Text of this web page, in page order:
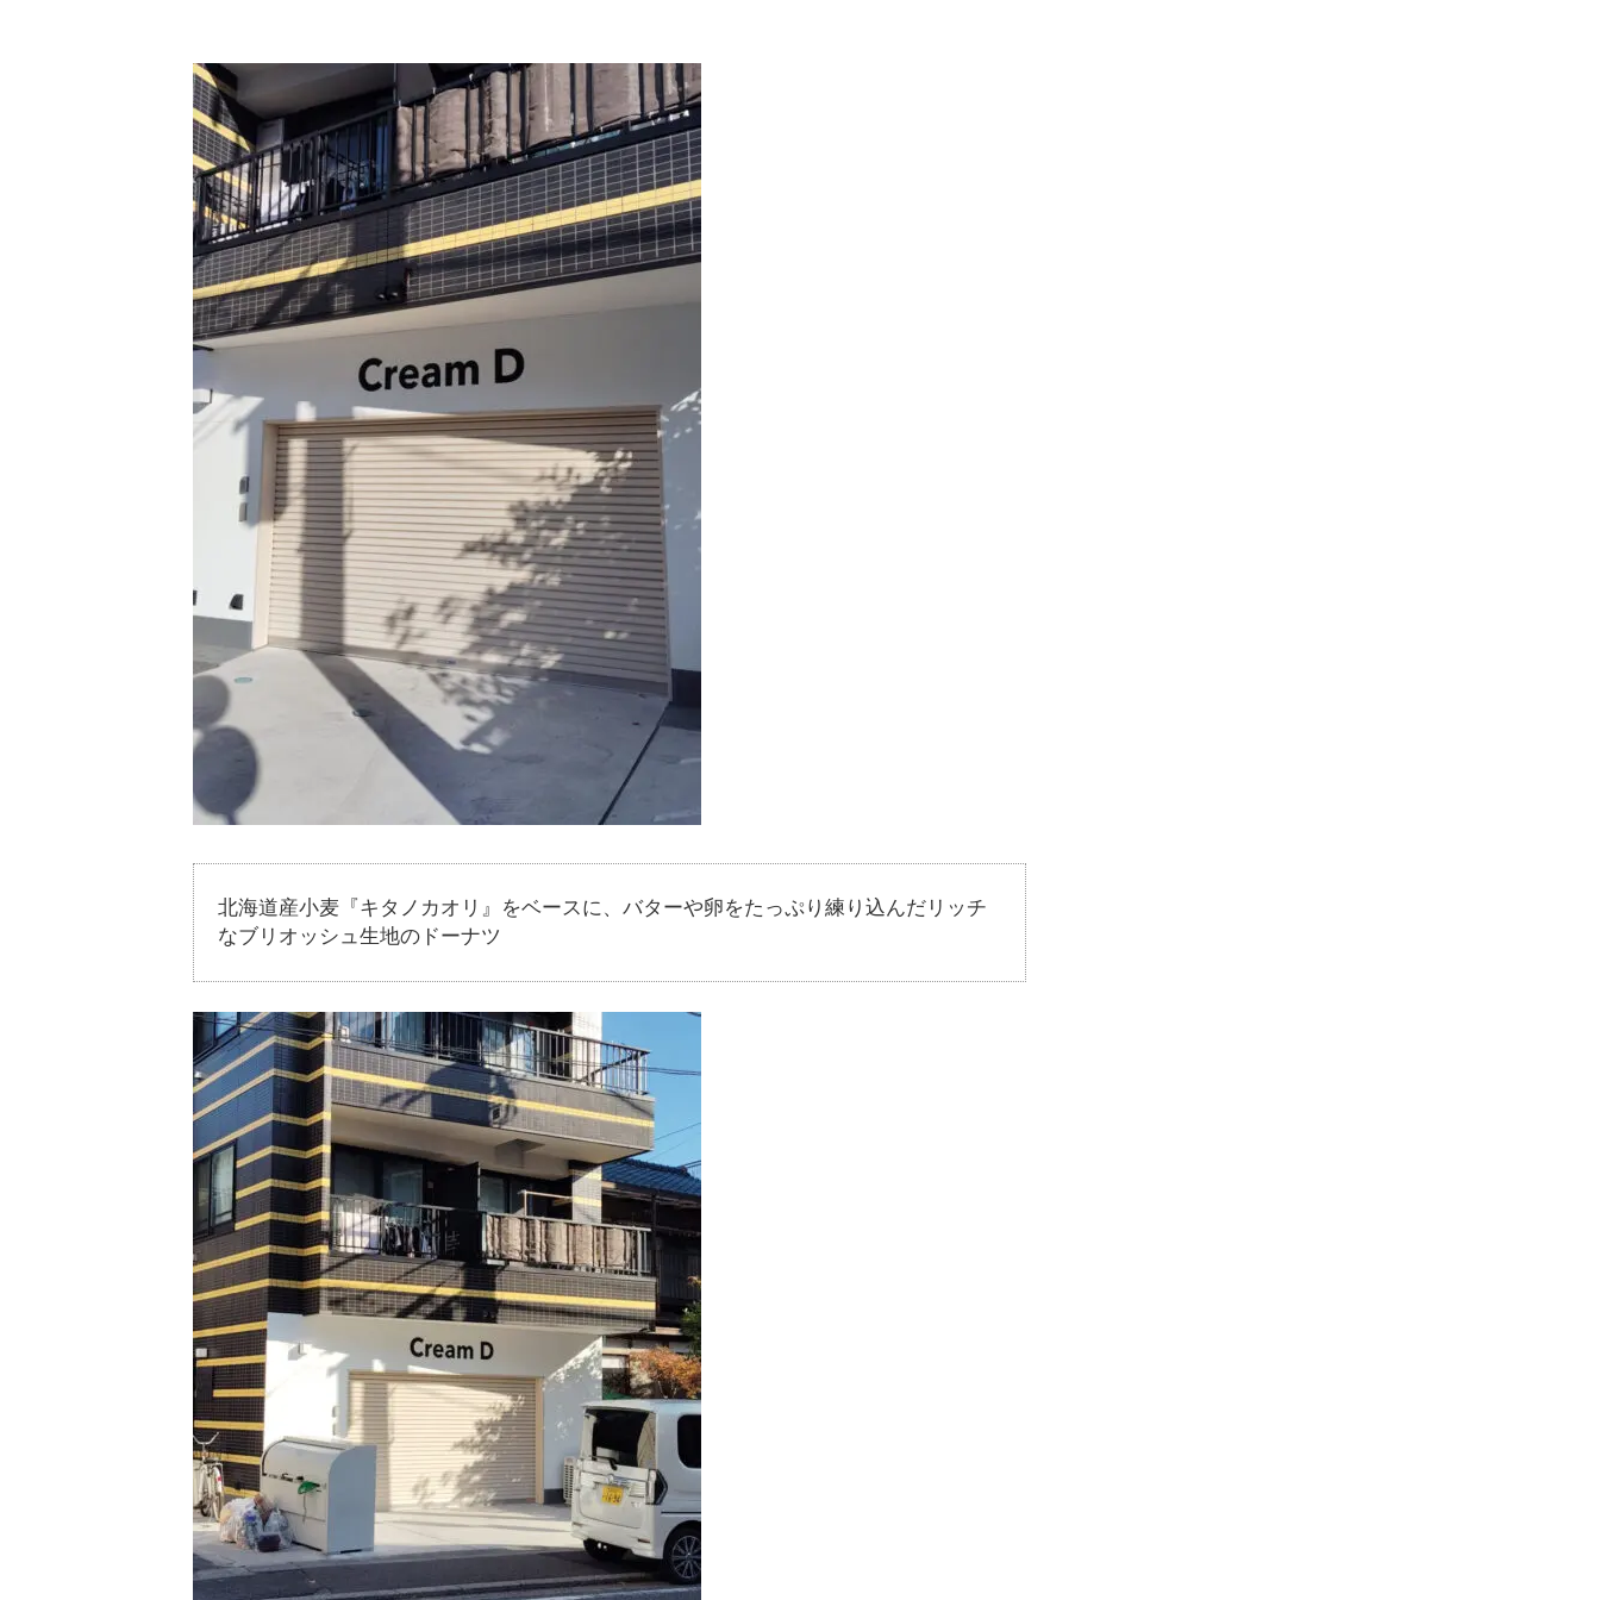
北海道産小麦『キタノカオリ』をベースに、バターや卵をたっぷり練り込んだリッチ
なブリオッシュ生地のドーナツ